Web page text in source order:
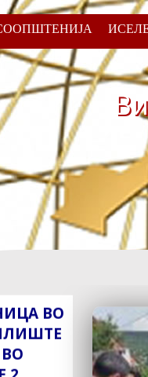
НОВИ
ЗА
ВО